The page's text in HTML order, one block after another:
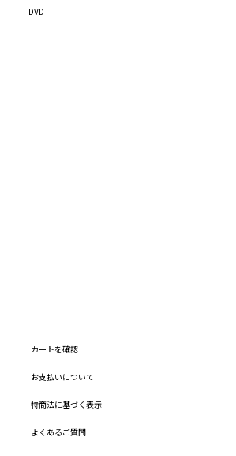
DVD
カートを確認
お支払いについて
特商法に基づく表示
よくあるご質問